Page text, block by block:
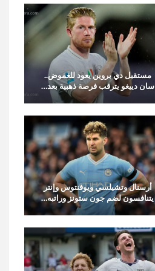
مستقبل دي بروين يعود للغموض..
سان دييغو يترقب فرصة ذهبية بعد…
أرسنال وتشيلسي ويوفنتوس وإنتر
يتنافسون لضم جون ستونز وراتبه…